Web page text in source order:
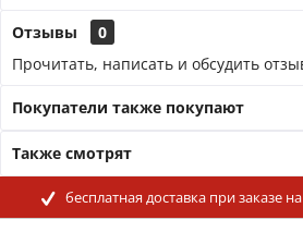
Отзывы
0
Прочитать, написать и обсудить
Покупатели также покупают
Также смотрят
бесплатная доставка при заказе